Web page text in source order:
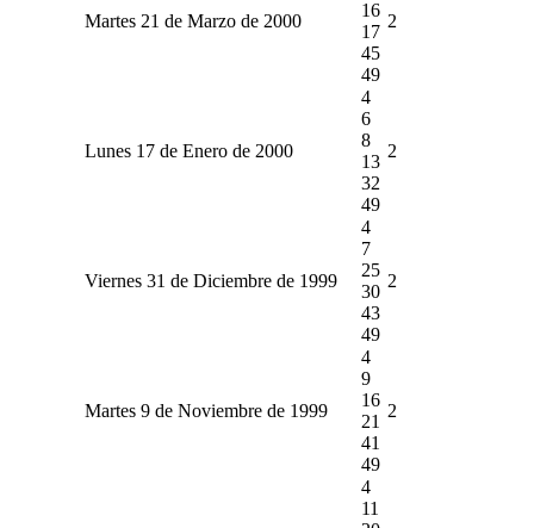
Martes 21 de Marzo de 2000
16
17
45
49
2
Lunes 17 de Enero de 2000
4
6
8
13
32
49
2
Viernes 31 de Diciembre de 1999
4
7
25
30
43
49
2
Martes 9 de Noviembre de 1999
4
9
16
21
41
49
2
4
11